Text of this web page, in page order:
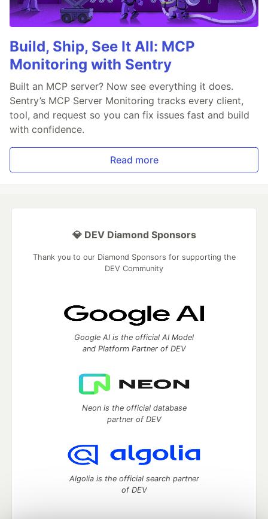
Build, Ship, See It All: MCP
Monitoring with Sentry
Built an MCP server? Now see everything it does.
Sentry’s MCP Server Monitoring tracks every client,
tool, and request so you can fix issues fast and build
with confidence.
Read more
💎 DEV Diamond Sponsors
Thank you to our Diamond Sponsors for supporting the
DEV Community
Google AI is the official AI Model
and Platform Partner of DEV
Neon is the official database
partner of DEV
Algolia is the official search partner
of DEV